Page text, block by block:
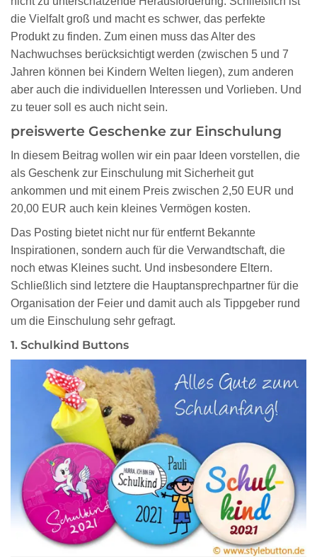
die Vielfalt groß und macht es schwer, das perfekte
Produkt zu finden. Zum einen muss das Alter des
Nachwuchses berücksichtigt werden (zwischen 5 und 7
Jahren können bei Kindern Welten liegen), zum anderen
aber auch die individuellen Interessen und Vorlieben. Und
zu teuer soll es auch nicht sein.
preiswerte Geschenke zur Einschulung
In diesem Beitrag wollen wir ein paar Ideen vorstellen, die
als Geschenk zur Einschulung mit Sicherheit gut
ankommen und mit einem Preis zwischen 2,50 EUR und
20,00 EUR auch kein kleines Vermögen kosten.
Das Posting bietet nicht nur für entfernt Bekannte
Inspirationen, sondern auch für die Verwandtschaft, die
noch etwas Kleines sucht. Und insbesondere Eltern.
Schließlich sind letztere die Hauptansprechpartner für die
Organisation der Feier und damit auch als Tippgeber rund
um die Einschulung sehr gefragt.
1. Schulkind Buttons